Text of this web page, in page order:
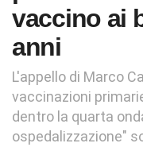
vaccino ai
anni
L'appello di Marco
vaccinazioni
dentro la quarta
ospedalizzazione"